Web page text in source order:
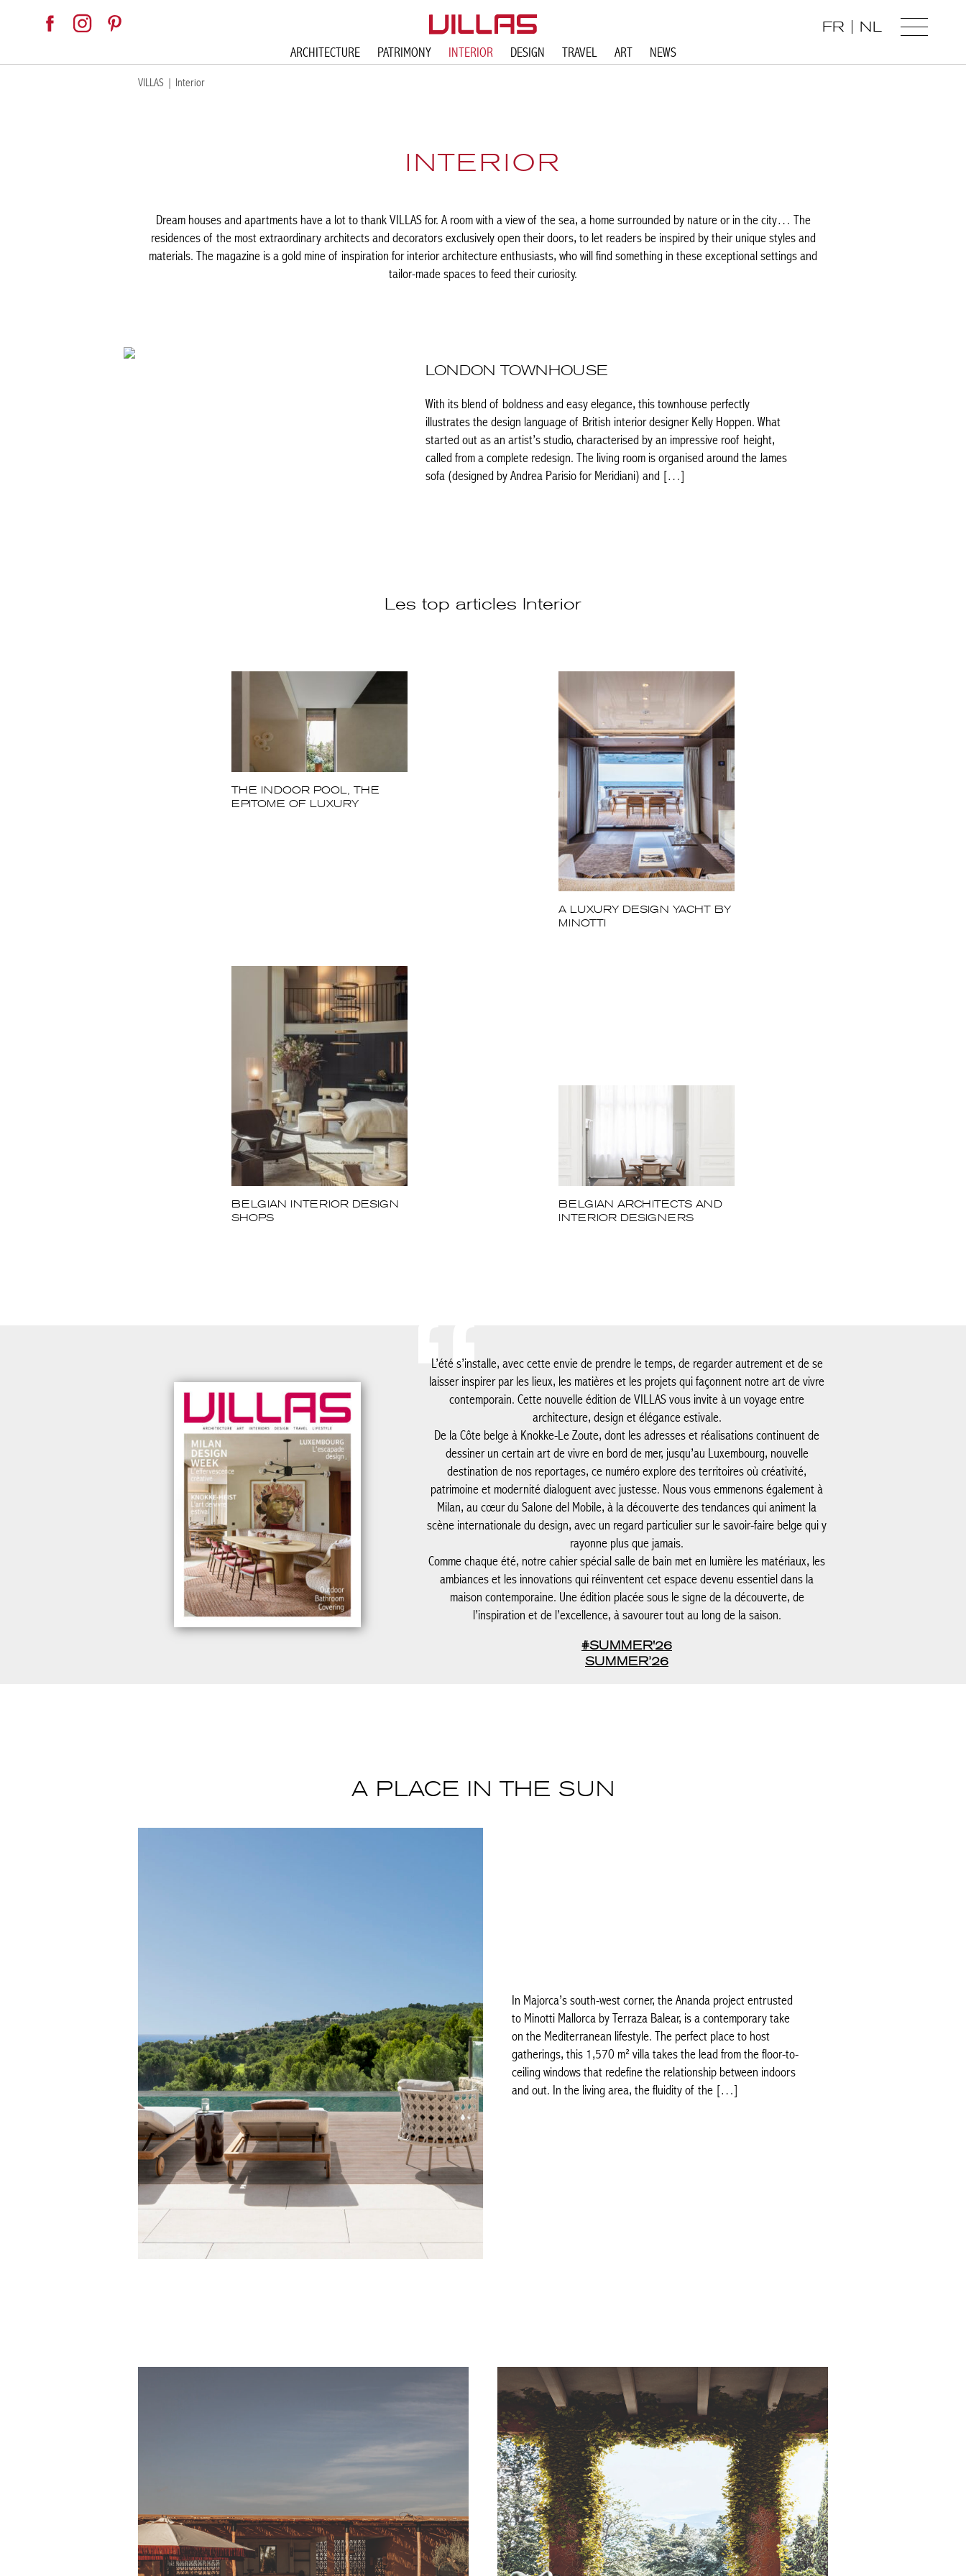
FR
NL
ARCHITECTURE
PATRIMONY INTERIOR DESIGN TRAVEL ART NEWS
VILLAS | Interior
INTERIOR
Dream houses and apartments have a lot to thank VILLAS for. A room with a view of the sea, a home surrounded by nature or in the city… The
residences of the most extraordinary architects and decorators exclusively open their doors, to let readers be inspired by their unique styles and
materials. The magazine is a gold mine of inspiration for interior architecture enthusiasts, who will find something in these exceptional settings and
tailor-made spaces to feed their curiosity.
LONDON TOWNHOUSE
With its blend of boldness and easy elegance, this townhouse perfectly
illustrates the design language of British interior designer Kelly Hoppen. What
started out as an artist’s studio, characterised by an impressive roof height,
called from a complete redesign. The living room is organised around the James
sofa (designed by Andrea Parisio for Meridiani) and […]
Les top articles Interior
THE INDOOR POOL, THE
EPITOME OF LUXURY
A LUXURY DESIGN YACHT BY
MINOTTI
BELGIAN ARCHITECTS AND
INTERIOR DESIGNERS
BELGIAN INTERIOR DESIGN
SHOPS
L’été s’installe, avec cette envie de prendre le temps, de regarder autrement et de se
laisser inspirer par les lieux, les matières et les projets qui façonnent notre art de vivre
contemporain. Cette nouvelle édition de VILLAS vous invite à un voyage entre
architecture, design et élégance estivale.
De la Côte belge à Knokke-Le Zoute, dont les adresses et réalisations continuent de
dessiner un certain art de vivre en bord de mer, jusqu’au Luxembourg, nouvelle
destination de nos reportages, ce numéro explore des territoires où créativité,
patrimoine et modernité dialoguent avec justesse. Nous vous emmenons également à
Milan, au cœur du Salone del Mobile, à la découverte des tendances qui animent la
scène internationale du design, avec un regard particulier sur le savoir-faire belge qui y
rayonne plus que jamais.
Comme chaque été, notre cahier spécial salle de bain met en lumière les matériaux, les
ambiances et les innovations qui réinventent cet espace devenu essentiel dans la
maison contemporaine. Une édition placée sous le signe de la découverte, de
l’inspiration et de l’excellence, à savourer tout au long de la saison.
#SUMMER'26
SUMMER’26
A PLACE IN THE SUN
In Majorca’s south-west corner, the Ananda project entrusted
to Minotti Mallorca by Terraza Balear, is a contemporary take
on the Mediterranean lifestyle. The perfect place to host
gatherings, this 1,570 m² villa takes the lead from the floor-to-
ceiling windows that redefine the relationship between indoors
and out. In the living area, the fluidity of the […]